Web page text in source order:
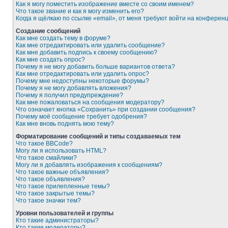
Как я могу поместить изображение вместе со своим именем?
Что такое звание и как я могу изменить его?
Когда я щёлкаю по ссылке «email», от меня требуют войти на
Создание сообщений
Как мне создать тему в форуме?
Как мне отредактировать или удалить сообщение?
Как мне добавить подпись к своему сообщению?
Как мне создать опрос?
Почему я не могу добавить больше вариантов ответа?
Как мне отредактировать или удалить опрос?
Почему мне недоступны некоторые форумы?
Почему я не могу добавлять вложения?
Почему я получил предупреждение?
Как мне пожаловаться на сообщения модератору?
Что означает кнопка «Сохранить» при создании сообщения?
Почему моё сообщение требует одобрения?
Как мне вновь поднять мою тему?
Форматирование сообщений и типы создаваемых тем
Что такое BBCode?
Могу ли я использовать HTML?
Что такое смайлики?
Могу ли я добавлять изображения к сообщениям?
Что такое важные объявления?
Что такое объявления?
Что такое прилепленные темы?
Что такое закрытые темы?
Что такое значки тем?
Уровни пользователей и группы
Кто такие администраторы?